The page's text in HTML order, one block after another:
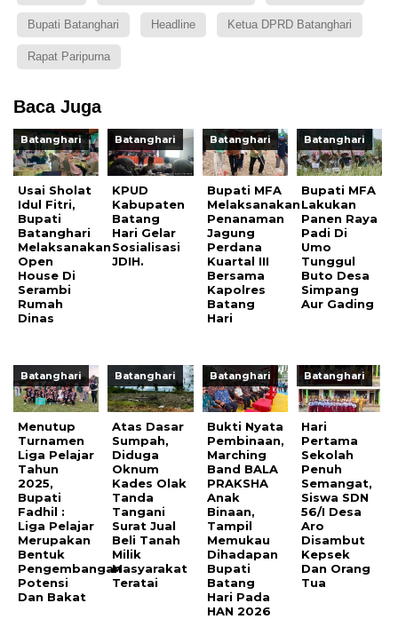
Bupati Batanghari Headline Ketua DPRD Batanghari
Rapat Paripurna
Baca Juga
Batanghari
Usai Sholat
Idul Fitri,
Bupati
Batanghari
Melaksanakan
Open
House Di
Serambi
Rumah
Dinas
Batanghari
KPUD
Kabupaten
Batang
Hari Gelar
Sosialisasi
JDIH.
Batanghari
Bupati MFA
Melaksanakan
Penanaman
Jagung
Perdana
Kuartal III
Bersama
Kapolres
Batang
Hari
Batanghari
Bupati MFA
Lakukan
Panen Raya
Padi Di
Umo
Tunggul
Buto Desa
Simpang
Aur Gading
Batanghari
Menutup
Turnamen
Liga Pelajar
Tahun
2025,
Bupati
Fadhil :
Liga Pelajar
Merupakan
Bentuk
Pengembangan
Potensi
Dan Bakat
Batanghari
Atas Dasar
Sumpah,
Diduga
Oknum
Kades Olak
Tanda
Tangani
Surat Jual
Beli Tanah
Milik
Masyarakat
Teratai
Batanghari
Bukti Nyata
Pembinaan,
Marching
Band BALA
PRAKSHA
Anak
Binaan,
Tampil
Memukau
Dihadapan
Bupati
Batang
Hari Pada
HAN 2026
Batanghari
Hari
Pertama
Sekolah
Penuh
Semangat,
Siswa SDN
56/I Desa
Aro
Disambut
Kepsek
Dan Orang
Tua